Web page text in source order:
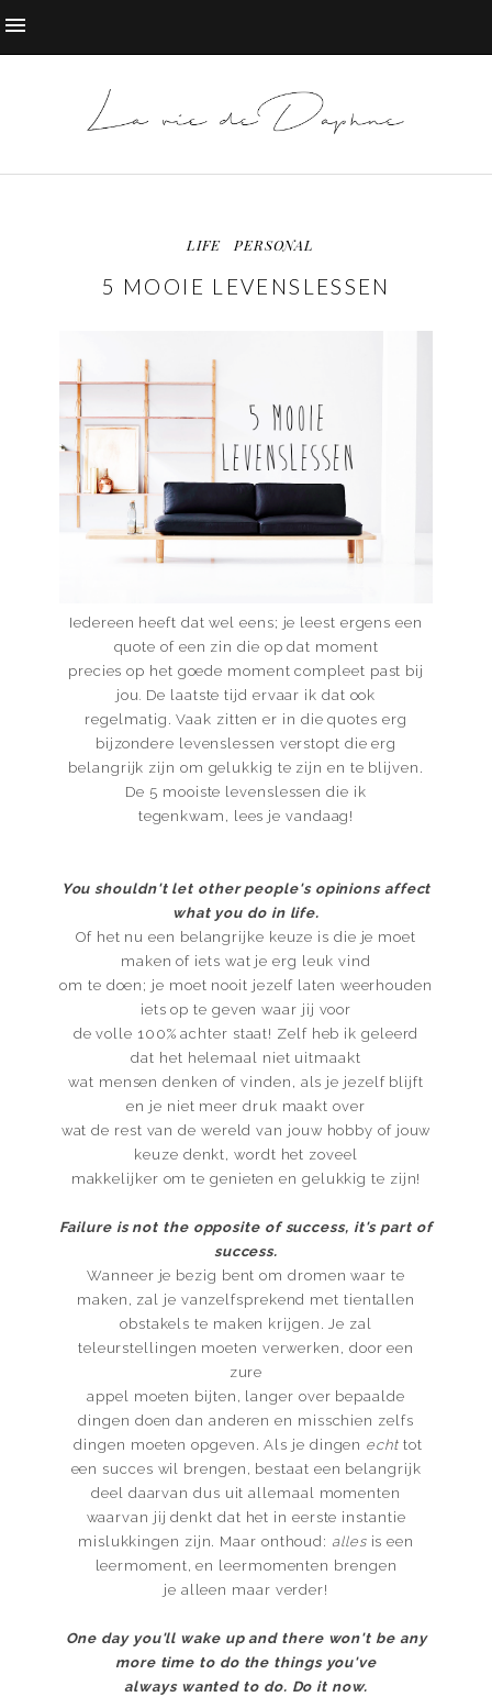
LIFE PERSONAL
5 MOOIE LEVENSLESSEN
Iedereen heeft dat wel eens; je leest ergens een
quote of een zin die op dat moment
precies op het goede moment compleet past bij
jou. De laatste tijd ervaar ik dat ook
regelmatig. Vaak zitten er in die quotes erg
bijzondere levenslessen verstopt die erg
belangrijk zijn om gelukkig te zijn en te blijven.
De 5 mooiste levenslessen die ik
tegenkwam, lees je vandaag!
You shouldn't let other people's opinions affect
what you do in life.
Of het nu een belangrijke keuze is die je moet
maken of iets wat je erg leuk vind
om te doen; je moet nooit jezelf laten weerhouden
iets op te geven waar jij voor
de volle 100% achter staat! Zelf heb ik geleerd
dat het helemaal niet uitmaakt
wat mensen denken of vinden, als je jezelf blijft
en je niet meer druk maakt over
wat de rest van de wereld van jouw hobby of jouw
keuze denkt, wordt het zoveel
makkelijker om te genieten en gelukkig te zijn!
Failure is not the opposite of success, it's part of
success.
Wanneer je bezig bent om dromen waar te
maken, zal je vanzelfsprekend met tientallen
obstakels te maken krijgen. Je zal
teleurstellingen moeten verwerken, door een
zure
appel moeten bijten, langer over bepaalde
dingen doen dan anderen en misschien zelfs
dingen moeten opgeven. Als je dingen echttot
een succes wil brengen, bestaat een belangrijk
deel daarvan dus uit allemaal momenten
waarvan jij denkt dat het in eerste instantie
mislukkingen zijn. Maar onthoud: alles is een
leermoment, en leermomenten brengen
je alleen maar verder!
One day you'll wake up and there won't be any
more time to do the things you've
always wanted to do. Do it now.